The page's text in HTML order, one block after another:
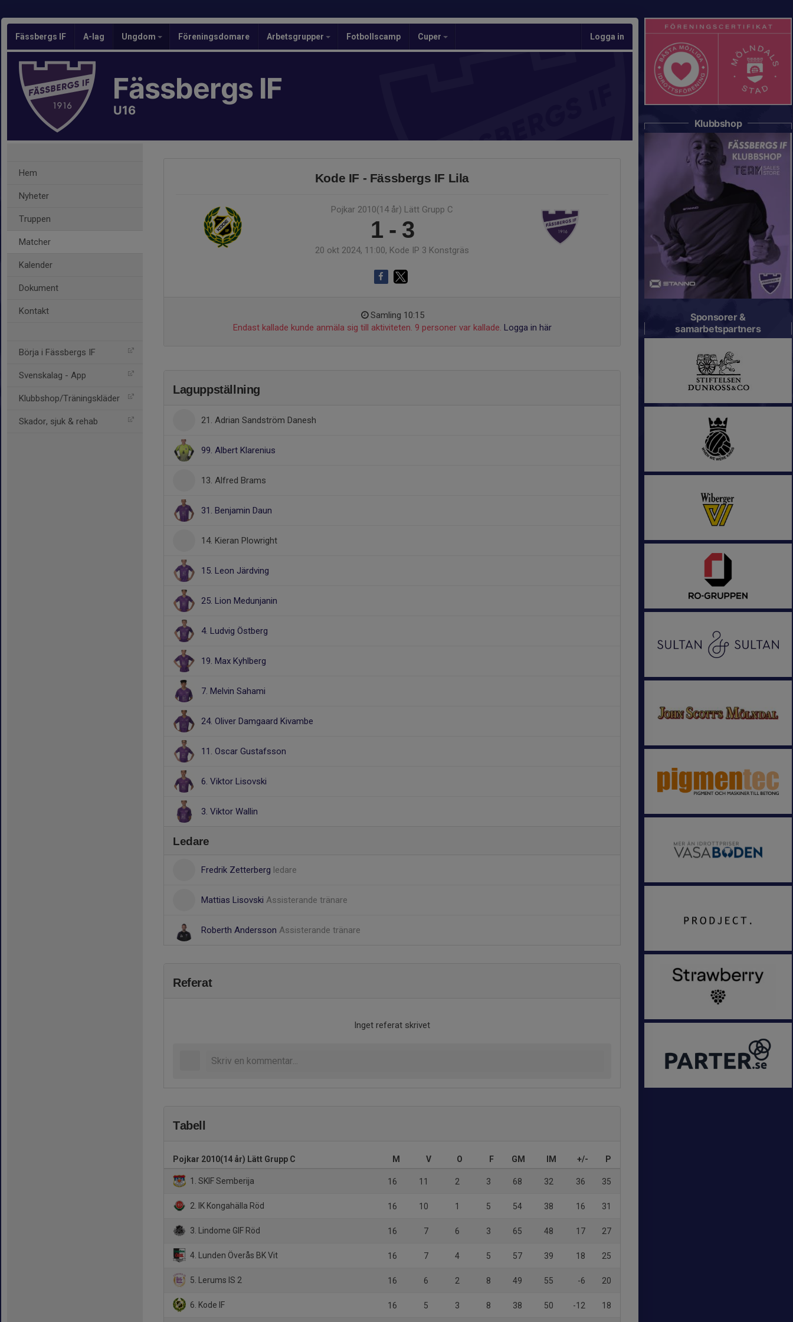
Fässbergs IF A-lag Ungdom Föreningsdomare Arbetsgrupper Fotbollscamp Cuper Logga in
Fässbergs IF
U16
Hem
Nyheter
Truppen
Matcher
Kalender
Dokument
Kontakt
Börja i Fässbergs IF
Svenskalag - App
Klubbshop/Träningskläder
Skador, sjuk & rehab
Kode IF - Fässbergs IF Lila
Pojkar 2010(14 år) Lätt Grupp C
1 - 3
20 okt 2024, 11:00, Kode IP 3 Konstgräs
Samling 10:15
Endast kallade kunde anmäla sig till aktiviteten. 9 personer var kallade. Logga in här
Laguppställning
21. Adrian Sandström Danesh
99. Albert Klarenius
13. Alfred Brams
31. Benjamin Daun
14. Kieran Plowright
15. Leon Järdving
25. Lion Medunjanin
4. Ludvig Östberg
19. Max Kyhlberg
7. Melvin Sahami
24. Oliver Damgaard Kivambe
11. Oscar Gustafsson
6. Viktor Lisovski
3. Viktor Wallin
Ledare
Fredrik Zetterberg ledare
Mattias Lisovski Assisterande tränare
Roberth Andersson Assisterande tränare
Referat
Inget referat skrivet
Tabell
Pojkar 2010(14 år) Lätt Grupp C M V O F GM IM +/- P
1. SKIF Semberija 16 11 2 3 68 32 36 35
2. IK Kongahälla Röd 16 10 1 5 54 38 16 31
3. Lindome GIF Röd 16 7 6 3 65 48 17 27
4. Lunden Överås BK Vit 16 7 4 5 57 39 18 25
5. Lerums IS 2 16 6 2 8 49 55 -6 20
6. Kode IF 16 5 3 8 38 50 -12 18
Klubbshop
Sponsorer &
samarbetspartners